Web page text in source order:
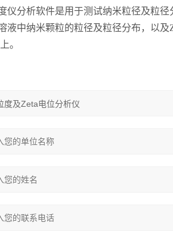
分析软件是用于测试纳米粒径及粒径
液中纳米颗粒的粒径及粒径分布，以及
。